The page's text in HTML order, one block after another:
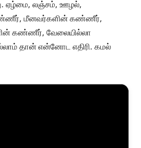
ஏழ்மை, லஞ்சம், ஊழல்,
மீனவர்களின் கண்ணீர்,
கண்ணீர், வேலையில்லா
தான் என்னோட எதிரி. கமல்